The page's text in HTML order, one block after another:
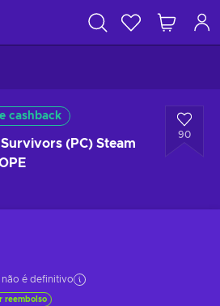
cashback
(PC) Steam
90
é definitivo
reembolso